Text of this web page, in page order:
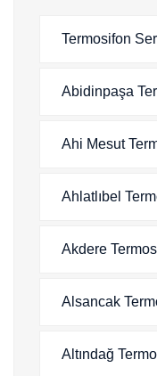
Termosifon
Abidinpaşa
Ahi Mesut
Ahlatlıbel
Akdere
Alsancak
Altındağ